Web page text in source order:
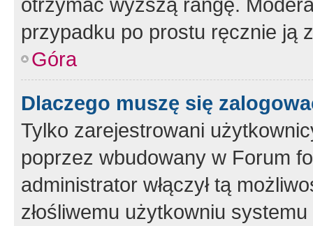
przypadku po prostu ręcznie ją
Góra
Dlaczego muszę się
Tylko zarejestrowani
poprzez wbudowany w Forum
administrator włączył tą
złośliwemu użytkowniu